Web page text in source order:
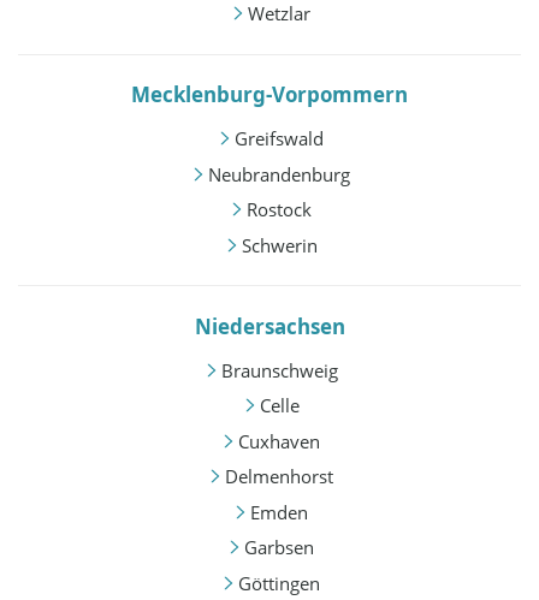
Wetzlar
Mecklenburg-Vorpommern
Greifswald
Neubrandenburg
Rostock
Schwerin
Niedersachsen
Braunschweig
Celle
Cuxhaven
Delmenhorst
Emden
Garbsen
Göttingen